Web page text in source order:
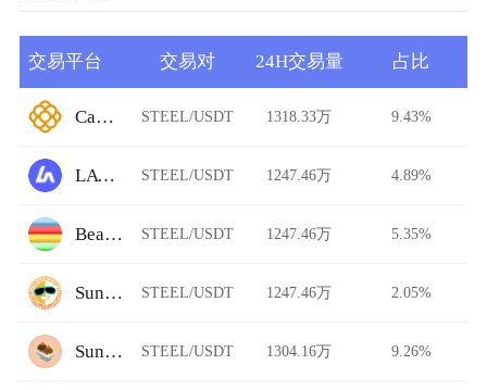
交易平台 交易对 24H交易量 占比
CaviarNine STEEL/USDT 1318.33万 9.43%
LATOKEN STEEL/USDT 1247.46万 4.89%
Beam Swap STEEL/USDT 1247.46万 5.35%
SunSwap STEEL/USDT 1247.46万 2.05%
Sundaeswap STEEL/USDT 1304.16万 9.26%